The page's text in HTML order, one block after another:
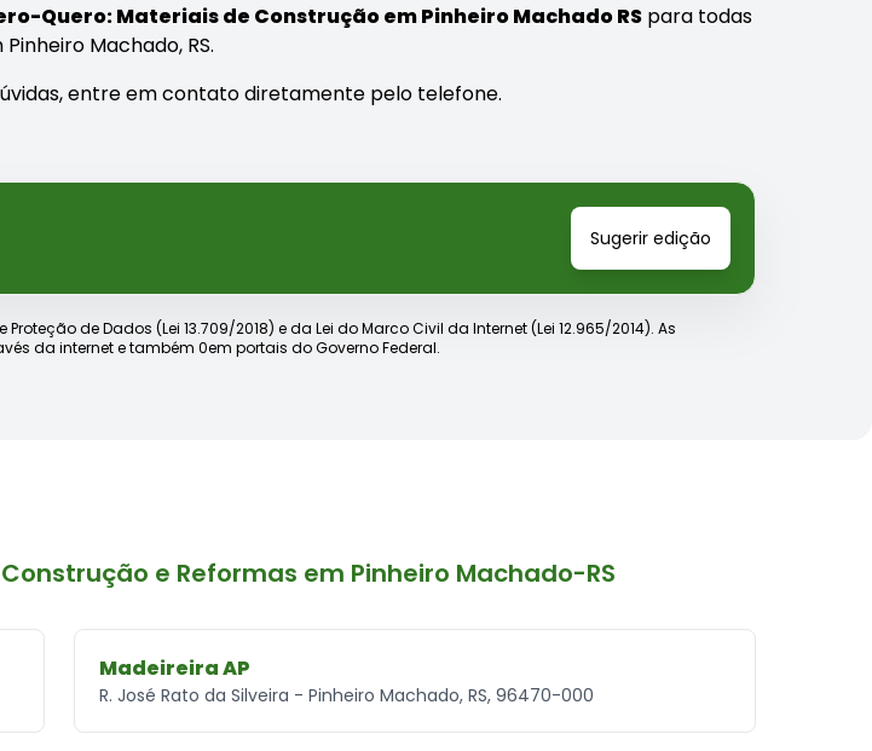
Quero: Materiais de Construção em Pinheiro Machado RS para todas
Machado, RS.
entre em contato diretamente pelo telefone.
Sugerir edição
de Dados (Lei 13.709/2018) e da Lei do Marco Civil da Internet (Lei 12.965/2014). As
da internet e também 0em portais do Governo Federal.
e Reformas em Pinheiro Machado-RS
Madeireira AP
R. José Rato da Silveira - Pinheiro Machado, RS, 96470-000